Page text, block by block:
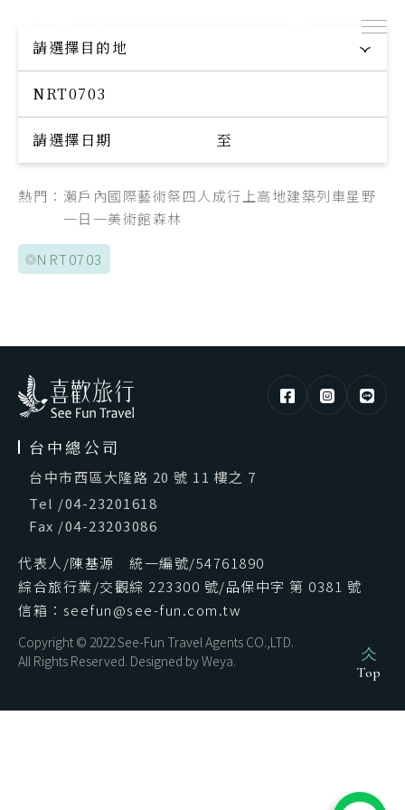
探索專屬您的旅程
Explore your trip
請選擇目的地
請選擇日期 至
熱門： 瀨戶內國際藝術祭四人成行 上高地建築列車星野
一日一美術館森林
NRT0703
台中總公司
台中市西區大隆路 20 號 11 樓之 7
Tel /04-23201618
Fax /04-23203086
代表人/陳基源 統一編號/54761890
綜合旅行業/交觀綜 223300 號/品保中字 第 0381 號
信箱：seefun@see-fun.com.tw
Copyright © 2022 See-Fun Travel Agents CO.,LTD.
All Rights Reserved. Designed byWeya.
Top